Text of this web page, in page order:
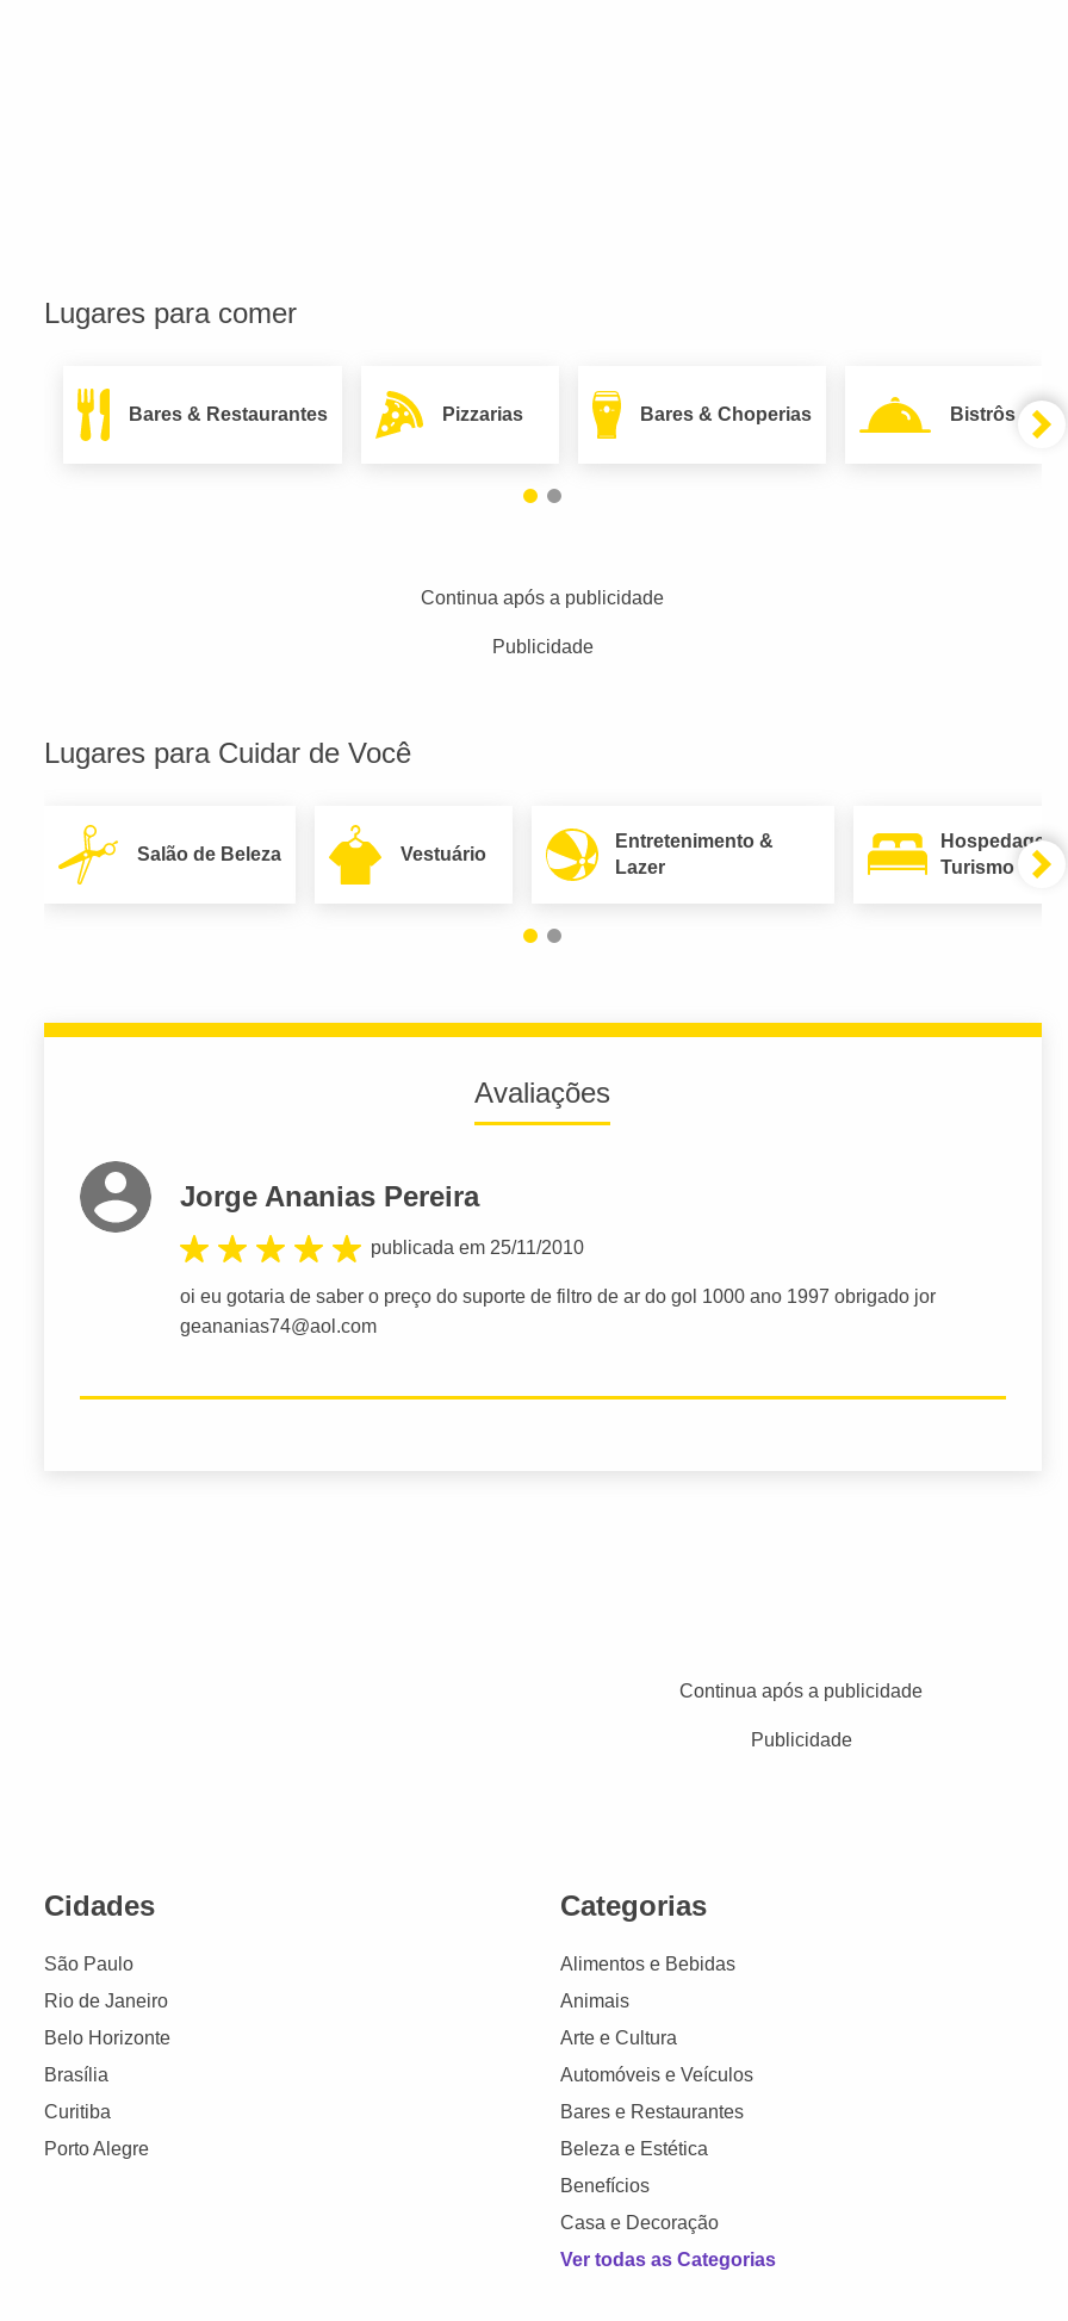
Lugares para comer
Bares & Restaurantes Pizzarias Bares & Choperias Bistrôs
Continua após a publicidade
Publicidade
Lugares para Cuidar de Você
Salão de Beleza Vestuário
Entretenimento &
Lazer
Hospedagem
Turismo
Avaliações
Jorge Ananias Pereira
publicada em 25/11/2010
oi eu gotaria de saber o preço do suporte de filtro de ar do gol 1000 ano 1997 obrigado jor
geananias74@aol.com
Continua após a publicidade
Publicidade
Cidades
São Paulo
Rio de Janeiro
Belo Horizonte
Brasília
Curitiba
Porto Alegre
Categorias
Alimentos e Bebidas
Animais
Arte e Cultura
Automóveis e Veículos
Bares e Restaurantes
Beleza e Estética
Benefícios
Casa e Decoração
Ver todas as Categorias